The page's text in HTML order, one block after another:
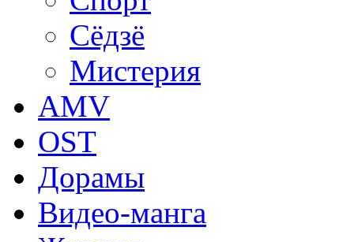
Сёдзё
Мистерия
AMV
OST
Дорамы
Видео-манга